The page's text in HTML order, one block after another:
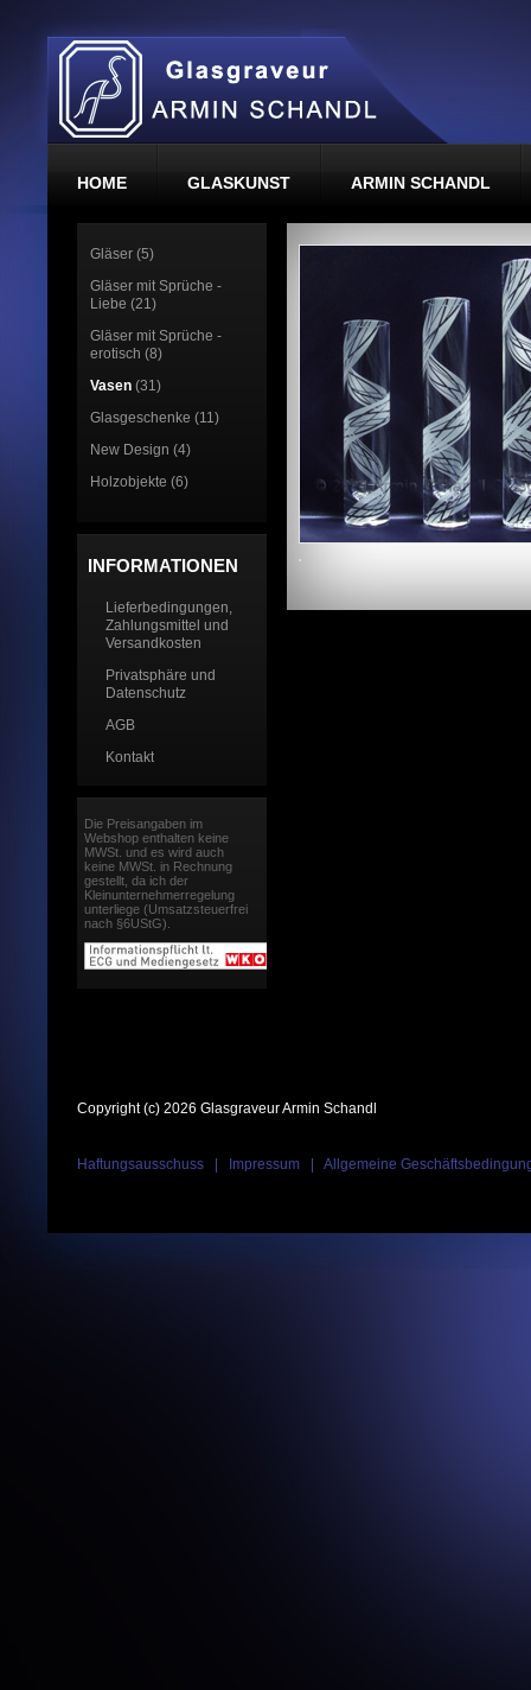
HOME GLASKUNST ARMIN SCHANDL
Gläser (5)
Gläser mit Sprüche -
Liebe (21)
Gläser mit Sprüche -
erotisch (8)
Vasen (31)
Glasgeschenke (11)
New Design (4)
Holzobjekte (6)
INFORMATIONEN
Lieferbedingungen,
Zahlungsmittel und
Versandkosten
Privatsphäre und
Datenschutz
AGB
Kontakt
Die Preisangaben im
Webshop enthalten keine
MWSt. und es wird auch
keine MWSt. in Rechnung
gestellt, da ich der
Kleinunternehmerregelung
unterliege (Umsatzsteuerfrei
nach §6UStG).
Copyright (c) 2026 Glasgraveur Armin Schandl
Haftungsausschuss Impressum Allgemeine